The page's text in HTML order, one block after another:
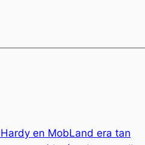
en MobLand era tan